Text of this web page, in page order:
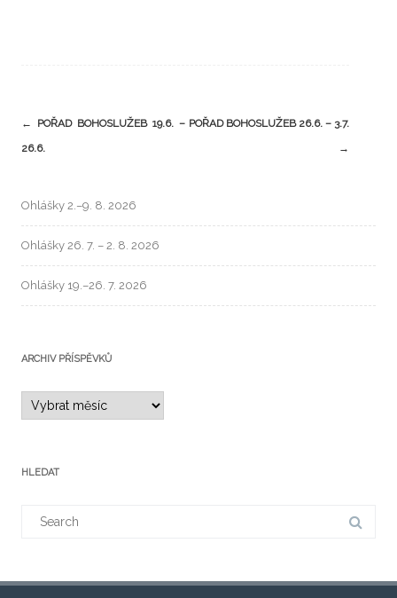
←
POŘAD BOHOSLUŽEB 19.6. –
26.6.
POŘAD BOHOSLUŽEB 26.6. – 3.7.
→
Ohlášky 2.–9. 8. 2026
Ohlášky 26. 7. – 2. 8. 2026
Ohlášky 19.–26. 7. 2026
ARCHIV PŘÍSPĚVKŮ
HLEDAT